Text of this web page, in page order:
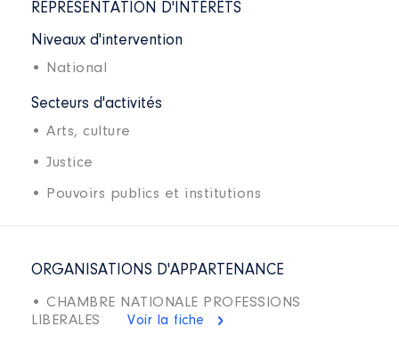
REPRÉSENTATION D'INTÉRÊTS
Niveaux d'intervention
• National
Secteurs d'activités
• Arts, culture
• Justice
• Pouvoirs publics et institutions
ORGANISATIONS D'APPARTENANCE
• CHAMBRE NATIONALE PROFESSIONS
LIBERALES
Voir la fiche